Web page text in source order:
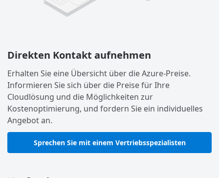
Direkten Kontakt aufnehmen
Erhalten Sie eine Übersicht über die Azure-Preise.
Informieren Sie sich über die Preise für Ihre
Cloudlösung und die Möglichkeiten zur
Kostenoptimierung, und fordern Sie ein individuelles
Angebot an.
Sprechen Sie mit einem Vertriebsspezialisten